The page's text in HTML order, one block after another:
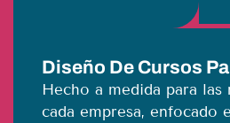
Diseño De Cursos
Hecho a medida para las
cada empresa, enfocado